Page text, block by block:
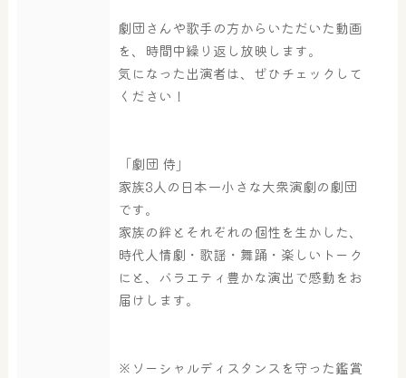
大浴場 サウナ・岩盤浴
劇団さんや歌手の方からいただいた動画
を、時間中繰り返し放映します。
気になった出演者は、ぜひチェックして
ください！
「劇団 侍」
家族3人の日本一小さな大衆演劇の劇団
です。
家族の絆とそれぞれの個性を生かした、
時代人情劇・歌謡・舞踊・楽しいトーク
にと、バラエティ豊かな演出で感動をお
届けします。
※ソーシャルディスタンスを守った鑑賞